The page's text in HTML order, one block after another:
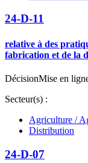
24-D-11
relative à des
fabrication et de la
DécisionMise en
Secteur(s) :
Agriculture /
Distribution
24-D-07